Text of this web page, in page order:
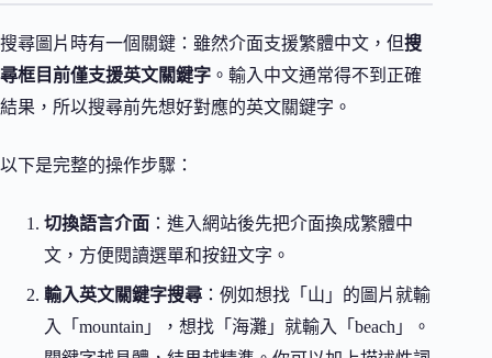
搜尋圖片時有一個關鍵：雖然介面支援繁體中文，但搜
尋框目前僅支援英文關鍵字 。輸入中文通常得不到正確
結果，所以搜尋前先想好對應的英文關鍵字。
以下是完整的操作步驟：
切換語言介面 ：進入網站後先把介面換成繁體中
文，方便閱讀選單和按鈕文字。
輸入英文關鍵字搜尋 ：例如想找「山」的圖片就輸
入「mountain」，想找「海灘」就輸入「beach」。